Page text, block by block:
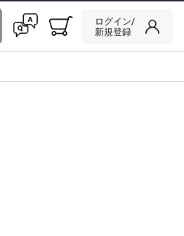
ログイン/
新規登録